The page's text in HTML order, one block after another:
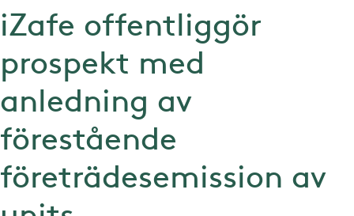
iZafe offentliggör
prospekt med
anledning av
förestående
företrädesemission av